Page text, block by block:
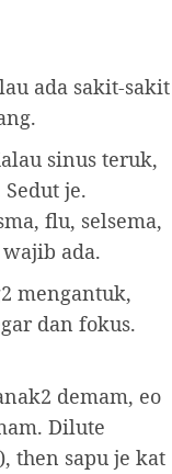
ada sakit-sakit
sinus teruk,
je.
flu, selsema,
ada.
mengantuk,
dan fokus.
demam, eo
Dilute
then sapu je kat